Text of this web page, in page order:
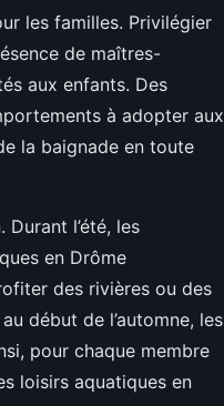
les familles. Privilégier
de maîtres-
aux enfants. Des
à adopter aux
la baignade en toute
l’été, les
en Drôme
des rivières ou des
début de l’automne, les
pour chaque membre
loisirs aquatiques en